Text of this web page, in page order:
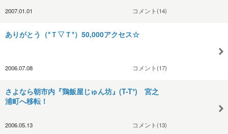
2007.01.01 コメント(14)
ありがとう（*Ｔ▽Ｔ*）50,000アクセス☆
2006.07.08 コメント(17)
さよなら朝市内『鶏飯屋じゅん坊』(T-T*) 宮之
浦町へ移転！
2006.05.13 コメント(13)